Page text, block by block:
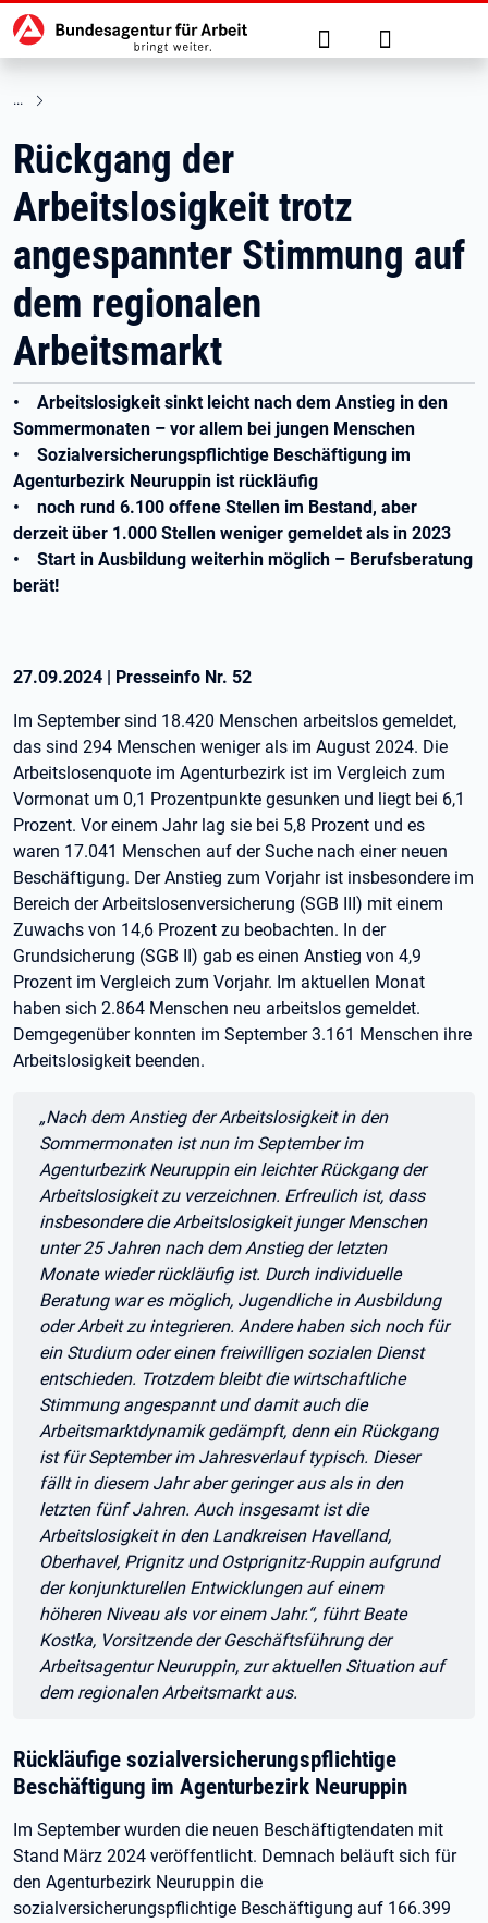
zu den Hauptinhalten springen
Hauptnavigation Suche Anmelden
Rückgang der
Arbeitslosigkeit trotz
angespannter Stimmung auf
dem regionalen
Arbeitsmarkt
• Arbeitslosigkeit sinkt leicht nach dem Anstieg in den
Sommermonaten – vor allem bei jungen Menschen
• Sozialversicherungspflichtige Beschäftigung im
Agenturbezirk Neuruppin ist rückläufig
• noch rund 6.100 offene Stellen im Bestand, aber
derzeit über 1.000 Stellen weniger gemeldet als in 2023
• Start in Ausbildung weiterhin möglich – Berufsberatung
berät!
27.09.2024 | Presseinfo Nr. 52
Im September sind 18.420 Menschen arbeitslos gemeldet,
das sind 294 Menschen weniger als im August 2024. Die
Arbeitslosenquote im Agenturbezirk ist im Vergleich zum
Vormonat um 0,1 Prozentpunkte gesunken und liegt bei 6,1
Prozent. Vor einem Jahr lag sie bei 5,8 Prozent und es
waren 17.041 Menschen auf der Suche nach einer neuen
Beschäftigung. Der Anstieg zum Vorjahr ist insbesondere im
Bereich der Arbeitslosenversicherung (SGB III) mit einem
Zuwachs von 14,6 Prozent zu beobachten. In der
Grundsicherung (SGB II) gab es einen Anstieg von 4,9
Prozent im Vergleich zum Vorjahr. Im aktuellen Monat
haben sich 2.864 Menschen neu arbeitslos gemeldet.
Demgegenüber konnten im September 3.161 Menschen ihre
Arbeitslosigkeit beenden.
Zitat:
„Nach dem Anstieg der Arbeitslosigkeit in den
Sommermonaten ist nun im September im
Agenturbezirk Neuruppin ein leichter Rückgang der
Arbeitslosigkeit zu verzeichnen. Erfreulich ist, dass
insbesondere die Arbeitslosigkeit junger Menschen
unter 25 Jahren nach dem Anstieg der letzten
Monate wieder rückläufig ist. Durch individuelle
Beratung war es möglich, Jugendliche in Ausbildung
oder Arbeit zu integrieren. Andere haben sich noch für
ein Studium oder einen freiwilligen sozialen Dienst
entschieden. Trotzdem bleibt die wirtschaftliche
Stimmung angespannt und damit auch die
Arbeitsmarktdynamik gedämpft, denn ein Rückgang
ist für September im Jahresverlauf typisch. Dieser
fällt in diesem Jahr aber geringer aus als in den
letzten fünf Jahren. Auch insgesamt ist die
Arbeitslosigkeit in den Landkreisen Havelland,
Oberhavel, Prignitz und Ostprignitz-Ruppin aufgrund
der konjunkturellen Entwicklungen auf einem
höheren Niveau als vor einem Jahr.“, führt Beate
Kostka, Vorsitzende der Geschäftsführung der
Arbeitsagentur Neuruppin, zur aktuellen Situation auf
dem regionalen Arbeitsmarkt aus.
Rückläufige sozialversicherungspflichtige
Beschäftigung im Agenturbezirk Neuruppin
Im September wurden die neuen Beschäftigtendaten mit
Stand März 2024 veröffentlicht. Demnach beläuft sich für
den Agenturbezirk Neuruppin die
sozialversicherungspflichtige Beschäftigung auf 166.399